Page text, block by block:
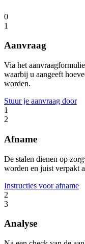
0
1
Aanvraag
Via het
waarbij u aangeeft
worden.
Stuur je aanvraag door
1
2
Afname
De stalen dienen op
worden en juist verpakt
Instructies voor afname
2
3
Analyse